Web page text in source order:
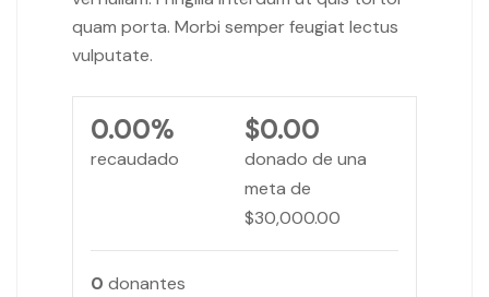
quam porta. Morbi semper feugiat lectus
vulputate.
0.00%
recaudado
$0.00
donado de una
meta de
$30,000.00
0 donantes